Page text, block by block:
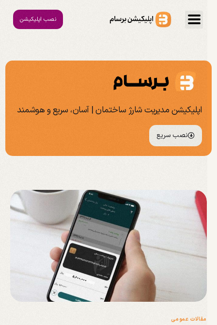
نصب اپلیکیشن
اپلیکیشن مدیریت شارژ ساختمان | آسان، سریع و هوشمند
نصب سریع
مقالات عمومی